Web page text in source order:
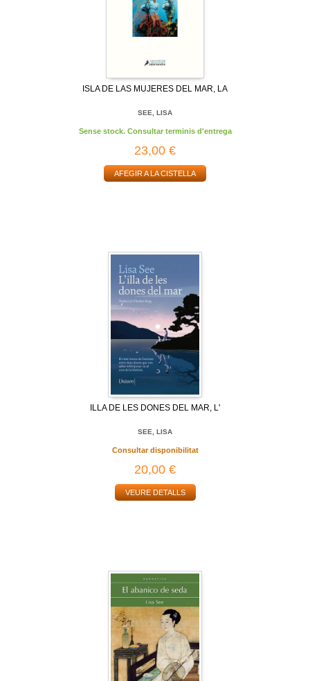
ISLA DE LAS MUJERES DEL MAR, LA
SEE, LISA
Sense stock. Consultar terminis d'entrega
23,00 €
AFEGIR A LA CISTELLA
ILLA DE LES DONES DEL MAR, L'
SEE, LISA
Consultar disponibilitat
20,00 €
VEURE DETALLS